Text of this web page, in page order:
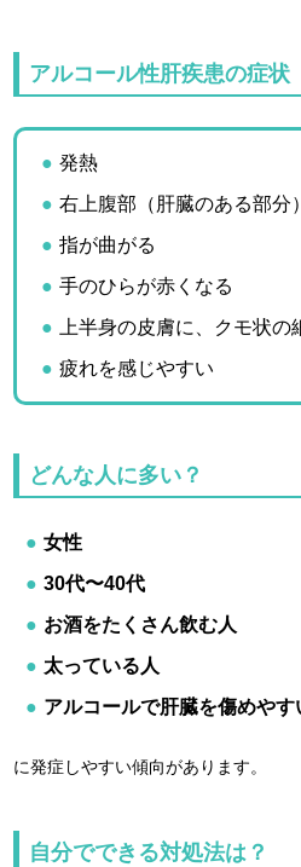
アルコール性肝疾患の症状
発熱
右上腹部（肝臓のある部分
指が曲がる
手のひらが赤くなる
上半身の皮膚に、クモ状の
疲れを感じやすい
どんな人に多い？
女性
30代〜40代
お酒をたくさん飲む人
太っている人
アルコールで肝臓を傷めやす
に発症しやすい傾向があります。
自分でできる対処法は？